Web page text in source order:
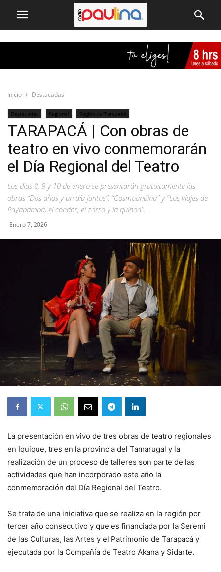
Inicio Destacadas
Destacadas Regional Región de Tarapacá
TARAPACÁ | Con obras de
teatro en vivo conmemorarán
el Día Regional del Teatro
Los días 8, 9 y 10 de enero se presentarán gratuitamente las
obras “Dos años y un día juntos”, “Cosmoandina” y “Los viajes de
Payapampa, el cóndor, el zorro y la quínoa”.
Enero 7, 2026
La presentación en vivo de tres obras de teatro regionales
en Iquique, tres en la provincia del Tamarugal y la
realización de un proceso de talleres son parte de las
actividades que han incorporado este año la
conmemoración del Día Regional del Teatro.
Se trata de una iniciativa que se realiza en la región por
tercer año consecutivo y que es financiada por la Seremi
de las Culturas, las Artes y el Patrimonio de Tarapacá y
ejecutada por la Compañía de Teatro Akana y Sidarte.